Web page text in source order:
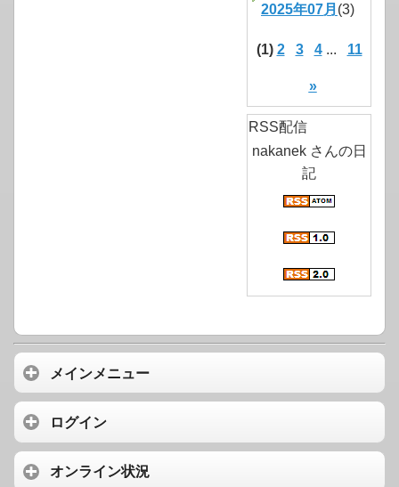
2025年07月 (3)
(1) 2 3 4... 11
»
RSS配信
nakanek さんの日
記
メインメニュー
ログイン
オンライン状況